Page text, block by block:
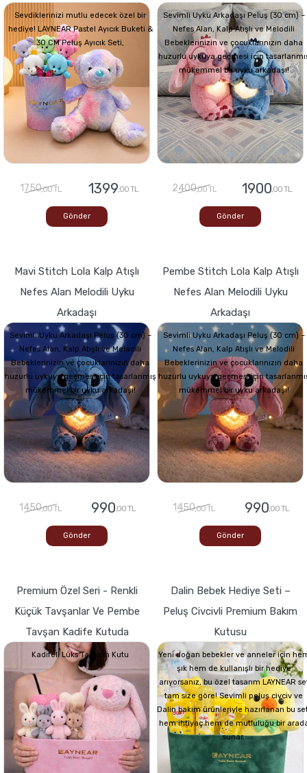
Sevdiklerinizi mutlu edecek özel bir
hediye! LAYNEAR Pastel Ayıcık Buketi &
30 CM Peluş Ayıcık Seti,
1750,00 TL 1399,00 TL
Gönder
Sevimli Uyku Arkadaşı Peluş (30 cm) –
Nefes Alan, Kalp Atışlı ve Melodili
Bebeklerinizin ve çocuklarınızın daha
huzurlu uykuya geçmesi için
mükemmel bir uyku arkadaşı!
2400,00 TL 1900,00 TL
Gönder
Mavi Stitch Lola Kalp Atışlı
Nefes Alan Melodili Uyku
Arkadaşı
Sevimli Uyku Arkadaşı Peluş (30 cm) –
Nefes Alan, Kalp Atışlı ve Melodili
Bebeklerinizin ve çocuklarınızın daha
huzurlu uykuya geçmesi için tasarlanmış
mükemmel bir uyku arkadaşı!
1450,00 TL 990,00 TL
Gönder
Pembe Stitch Lola Kalp Atışlı
Nefes Alan Melodili Uyku
Arkadaşı
Sevimli Uyku Arkadaşı Peluş (30 cm) –
Nefes Alan, Kalp Atışlı ve Melodili
Bebeklerinizin ve çocuklarınızın daha
huzurlu uykuya geçmesi için
mükemmel bir uyku arkadaşı!
1450,00 TL 990,00 TL
Gönder
Premium Özel Seri - Renkli
Küçük Tavşanlar Ve Pembe
Tavşan Kadife Kutuda
Kadifeli Lüks Tasarım Kutu
Dalin Bebek Hediye Seti –
Peluş Civcivli Premium Bakım
Kutusu
Yeni doğan bebekler ve anneler için
şık hem de kullanışlı bir hediye
arıyorsanız, bu özel tasarım LAYNEAR
tam size göre! Sevimli peluş civciv ve
Dalin bakım ürünleriyle hazırlanan bu
hem ihtiyaç hem de mutluluğu bir
sunar.